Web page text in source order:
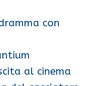
con
al cinema